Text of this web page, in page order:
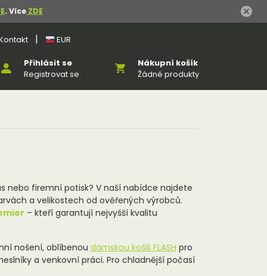
. VíceZDE
| EUR
Přihlásit se
Registrovat se
Nákupní košík
Žádné produkty
nebo firemní potisk? V naší nabídce najdete
a velikostech od ověřených výrobců.
– kteří garantují nejvyšší kvalitu
nošení, oblíbenou dámskou košili FLASH pro
a venkovní práci. Pro chladnější počasí